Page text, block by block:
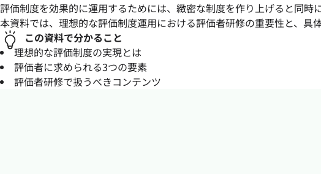
評価制度を効果的に運用するためには、緻密な制度を作り上げると同時
本資料では、理想的な評価制度運用における評価者研修の重要性と、具
この資料で分かること
理想的な評価制度の実現とは
評価者に求められる3つの要素
評価者研修で扱うべきコンテンツ